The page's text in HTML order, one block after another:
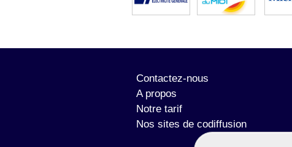
Contactez-nous
A propos
Notre tarif
Nos sites de codiffusion